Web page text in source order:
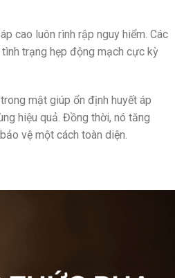
cao luôn rình rập nguy hiểm. Các
trạng hẹp động mạch cực kỳ
mật giúp ổn định huyết áp
hiệu quả. Đồng thời, nó tăng
vệ một cách toàn diện.